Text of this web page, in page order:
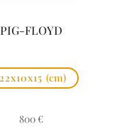
PIG-FLOYD
22x10x15 (cm)
800 €